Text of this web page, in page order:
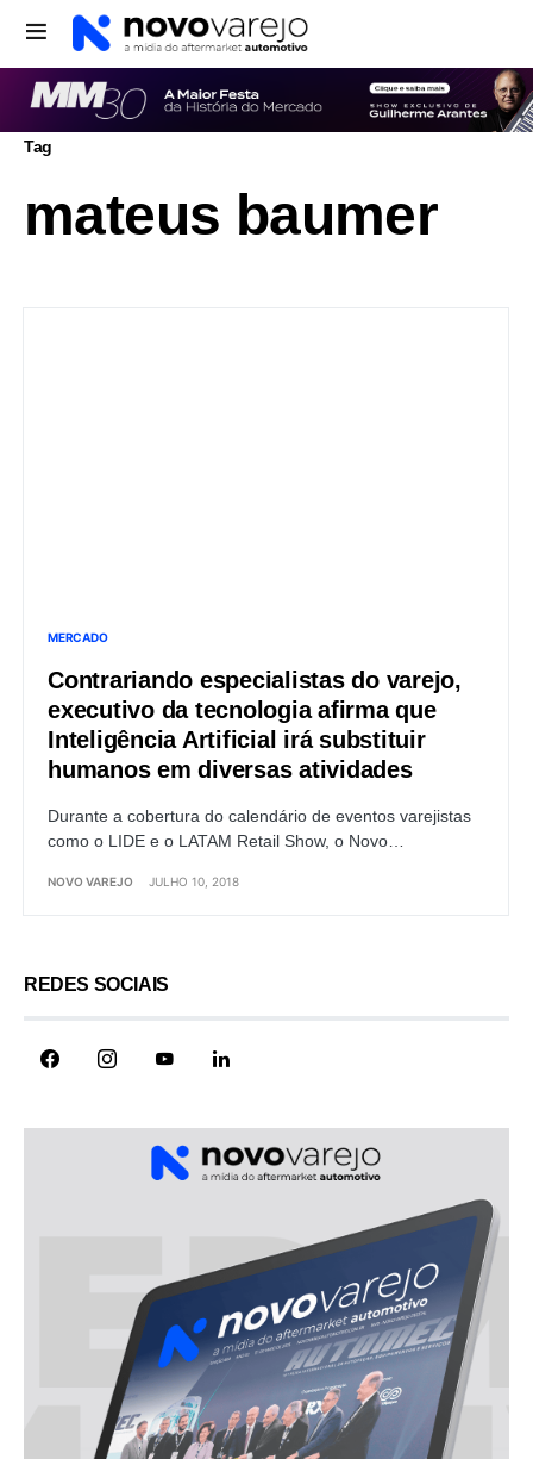
Tag
mateus baumer
MERCADO
Contrariando especialistas do varejo,
executivo da tecnologia afirma que
Inteligência Artificial irá substituir
humanos em diversas atividades
Durante a cobertura do calendário de eventos varejistas
como o LIDE e o LATAM Retail Show, o Novo…
NOVO VAREJO JULHO 10, 2018
REDES SOCIAIS